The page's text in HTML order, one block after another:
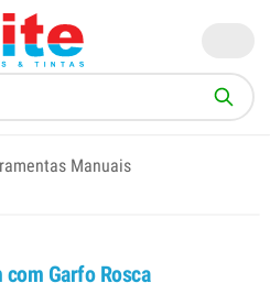
Manuais
Garfo Rosca